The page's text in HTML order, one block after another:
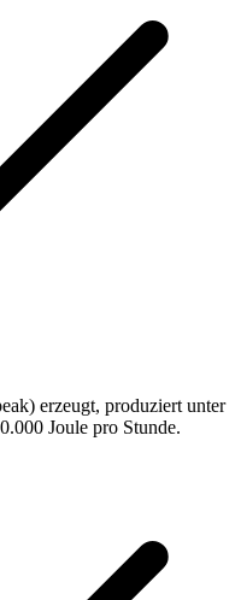
erzeugt, produziert unter
Joule pro Stunde.